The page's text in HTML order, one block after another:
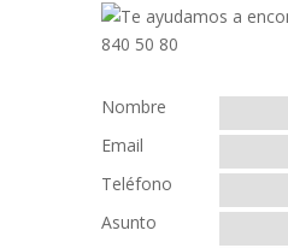
Nombre
Email
Teléfono
Asunto